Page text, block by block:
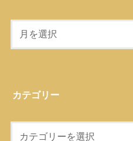
カテゴリー